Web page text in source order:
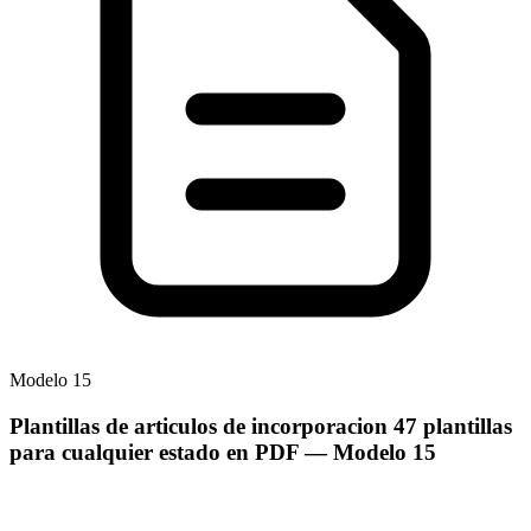
Modelo 15
Plantillas de articulos de incorporacion 47 plantillas
para cualquier estado en PDF— Modelo 15